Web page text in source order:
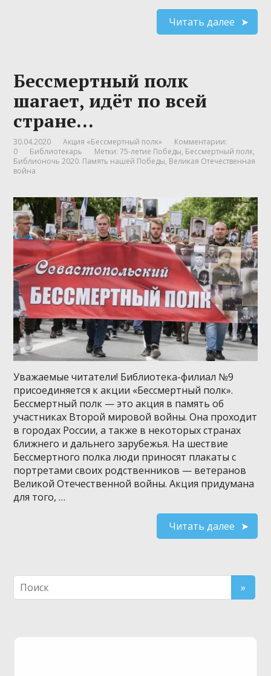
Читать далее
Бессмертный полк
шагает, идёт по всей
стране…
30.04.2020 Акция «Бессмертный полк»
Комментарии:
0
Библиотекарь Метки:75-летие Победы, Бессмертный полк,
Библионочь 2020. Память нашей Победы, Великая Отечественная
война
Уважаемые читатели! Библиотека-филиал №9
присоединяется к акции «Бессмертный полк».
Бессмертный полк — это акция в память об
участниках Второй мировой войны. Она проходит
в городах России, а также в некоторых странах
ближнего и дальнего зарубежья. На шествие
Бессмертного полка люди приносят плакаты с
портретами своих родственников — ветеранов
Великой Отечественной войны. Акция придумана
для того, …
Читать далее